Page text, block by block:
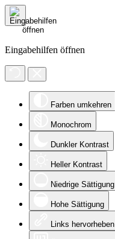
Eingabehilfen öffnen
Farben umkehren
Monochrom
Dunkler Kontrast
Heller Kontrast
Niedrige Sättigung
Hohe Sättigung
Links hervorheben